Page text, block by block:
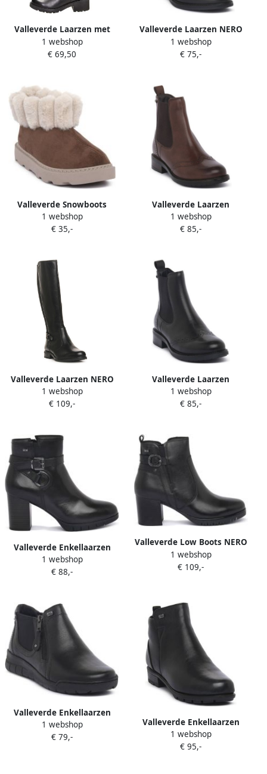
Valleverde Laarzen met
hakken 17120
1 webshop
€ 69,50
Valleverde Laarzen NERO
1 webshop
€ 75,-
Valleverde Snowboots
MARRONE PANTOFOLA
1 webshop
€ 35,-
Valleverde Laarzen
POLACCO MARRONE
1 webshop
€ 85,-
Valleverde Laarzen NERO
1 webshop
€ 109,-
Valleverde Laarzen
POLACCO NERO
1 webshop
€ 85,-
Valleverde Enkellaarzen
NERO
1 webshop
€ 88,-
Valleverde Low Boots NERO
1 webshop
€ 109,-
Valleverde Enkellaarzen
NERO
1 webshop
€ 79,-
Valleverde Enkellaarzen
NERO
1 webshop
€ 95,-